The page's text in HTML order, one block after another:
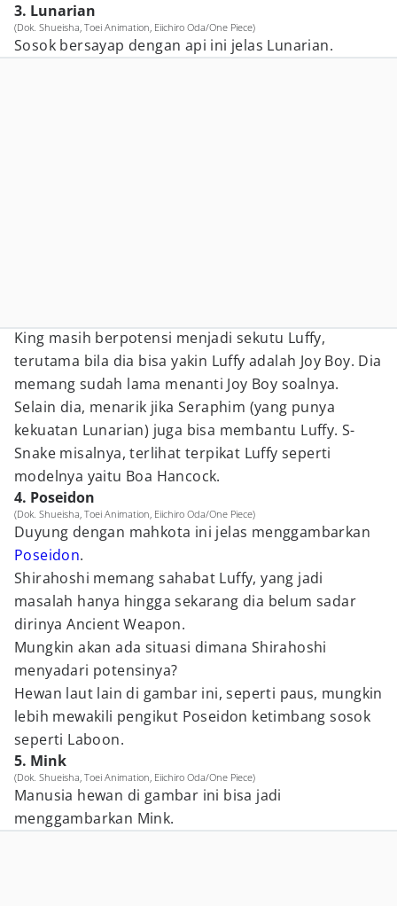
3. Lunarian
(Dok. Shueisha, Toei Animation, Eiichiro Oda/One Piece)
Sosok bersayap dengan api ini jelas Lunarian.
King masih berpotensi menjadi sekutu Luffy,
terutama bila dia bisa yakin Luffy adalah Joy Boy. Dia
memang sudah lama menanti Joy Boy soalnya.
Selain dia, menarik jika Seraphim (yang punya
kekuatan Lunarian) juga bisa membantu Luffy. S-
Snake misalnya, terlihat terpikat Luffy seperti
modelnya yaitu Boa Hancock.
4. Poseidon
(Dok. Shueisha, Toei Animation, Eiichiro Oda/One Piece)
Duyung dengan mahkota ini jelas menggambarkan
Poseidon.
Shirahoshi memang sahabat Luffy, yang jadi
masalah hanya hingga sekarang dia belum sadar
dirinya Ancient Weapon.
Mungkin akan ada situasi dimana Shirahoshi
menyadari potensinya?
Hewan laut lain di gambar ini, seperti paus, mungkin
lebih mewakili pengikut Poseidon ketimbang sosok
seperti Laboon.
5. Mink
(Dok. Shueisha, Toei Animation, Eiichiro Oda/One Piece)
Manusia hewan di gambar ini bisa jadi
menggambarkan Mink.